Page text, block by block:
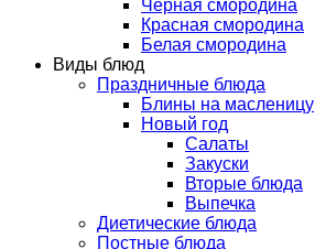
Черная смородина
Красная смородина
Белая смородина
Виды блюд
Праздничные блюда
Блины на масленицу
Новый год
Салаты
Закуски
Вторые блюда
Выпечка
Диетические блюда
Постные блюда